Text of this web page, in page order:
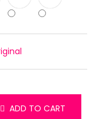
ADD TO CART